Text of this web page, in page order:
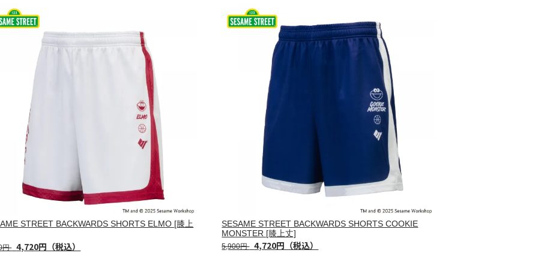
STREET BACKWARDS SHORTS ELMO [膝上
円 4,720円（税込）
SESAME STREET BACKWARDS SHORTS COOKIE
MONSTER [膝上丈]
5,900円 4,720円（税込）